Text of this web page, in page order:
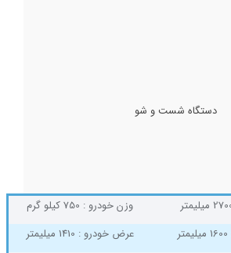
دستگاه شست و شو
وزن خودرو : 750 کیلو گرم
عرض خودرو : 1410 میلیمتر